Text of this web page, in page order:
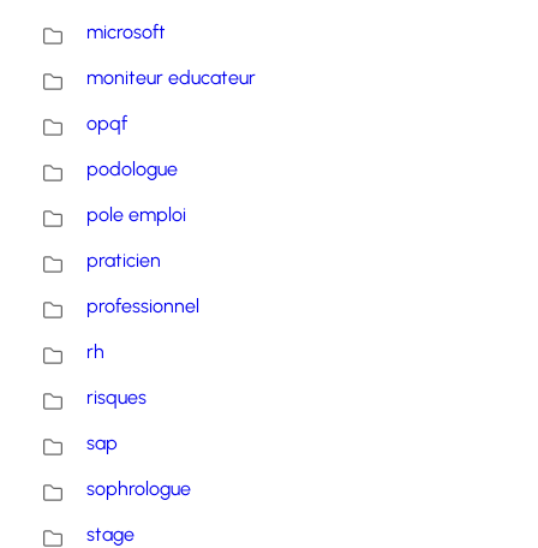
microsoft
moniteur educateur
opqf
podologue
pole emploi
praticien
professionnel
rh
risques
sap
sophrologue
stage